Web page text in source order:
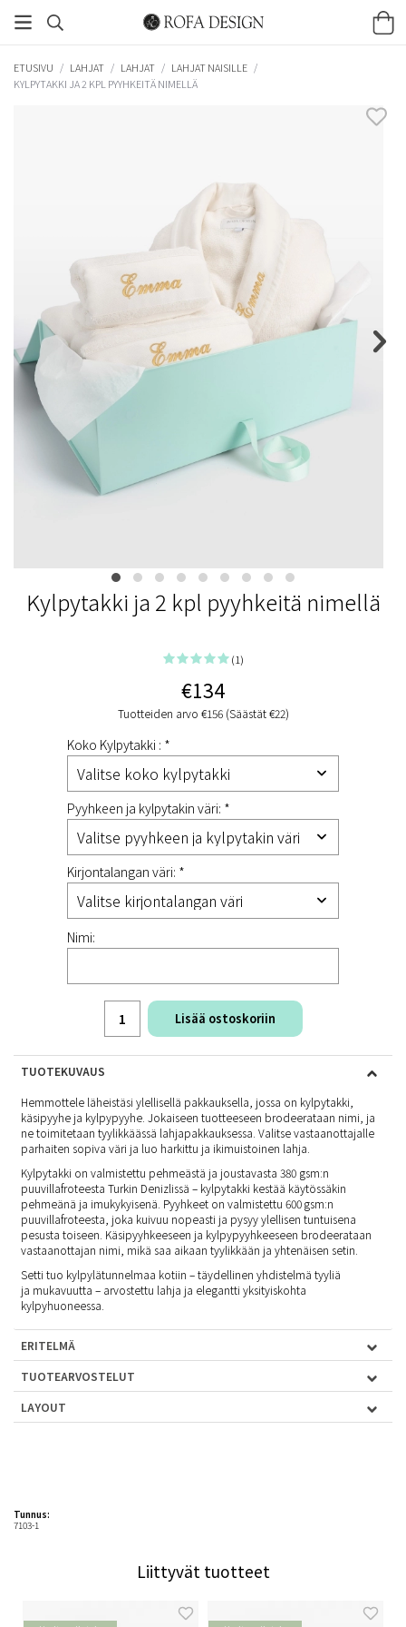
ETUSIVU / LAHJAT / LAHJAT / LAHJAT NAISILLE /
KYLPYTAKKI JA 2 KPL PYYHKEITÄ NIMELLÄ
Kylpytakki ja 2 kpl pyyhkeitä nimellä
(1)
€134
Tuotteiden arvo €156 (Säästät €22)
Koko Kylpytakki : *
Pyyhkeen ja kylpytakin väri: *
Kirjontalangan väri: *
Nimi:
Lisää ostoskoriin
TUOTEKUVAUS
Hemmottele läheistäsi ylellisellä pakkauksella, jossa on kylpytakki,
käsipyyhe ja kylpypyyhe. Jokaiseen tuotteeseen brodeerataan nimi, ja
ne toimitetaan tyylikkäässä lahjapakkauksessa. Valitse vastaanottajalle
parhaiten sopiva väri ja luo harkittu ja ikimuistoinen lahja.
Kylpytakki on valmistettu pehmeästä ja joustavasta 380 gsm:n
puuvillafroteesta Turkin Denizlissä – kylpytakki kestää käytössäkin
pehmeänä ja imukykyisenä. Pyyhkeet on valmistettu 600 gsm:n
puuvillafroteesta, joka kuivuu nopeasti ja pysyy ylellisen tuntuisena
pesusta toiseen. Käsipyyhkeeseen ja kylpypyyhkeeseen brodeerataan
vastaanottajan nimi, mikä saa aikaan tyylikkään ja yhtenäisen setin.
Setti tuo kylpylätunnelmaa kotiin – täydellinen yhdistelmä tyyliä
ja mukavuutta – arvostettu lahja ja elegantti yksityiskohta
kylpyhuoneessa.
ERITELMÄ
TUOTEARVOSTELUT
LAYOUT
Tunnus:
7103-1
Liittyvät tuotteet